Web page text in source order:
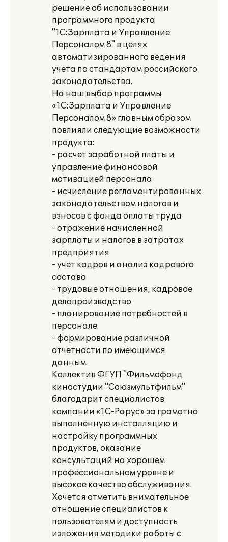
решение об использовании
программного продукта
"1С:Зарплата и Управление
Персоналом 8" в целях
автоматизированного ведения
учета по стандартам российского
законодательства.
На наш выбор программы
«1С:Зарплата и Управление
Персоналом 8» главным образом
повлияли следующие возможности
продукта:
- расчет заработной платы и
управление финансовой
мотивацией персонала
- исчисление регламентированных
законодательством налогов и
взносов с фонда оплаты труда
- отражение начисленной
зарплаты и налогов в затратах
предприятия
- учет кадров и анализ кадрового
состава
- трудовые отношения, кадровое
делопроизводство
- планирование потребностей в
персонале
- формирование различной
отчетности по имеющимся
данным.
Коллектив ФГУП "Фильмофонд
киностудии "Союзмультфильм"
благодарит специалистов
компании «1С-Рарус» за грамотно
выполненную инсталляцию и
настройку программных
продуктов, оказание
консультаций на хорошем
профессиональном уровне и
высокое качество обслуживания.
Хочется отметить внимательное
отношение специалистов к
пользователям и доступность
изложения методики работы с